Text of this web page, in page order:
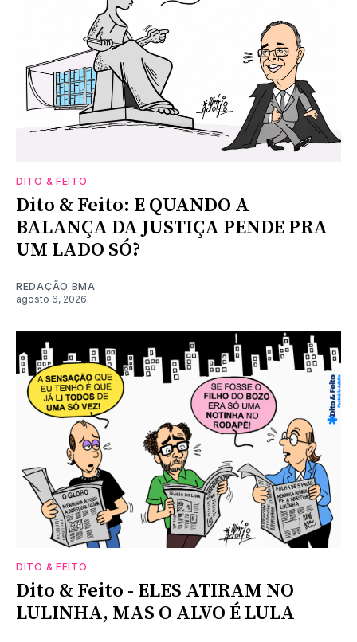
DITO & FEITO
Dito & Feito: E QUANDO A
BALANÇA DA JUSTIÇA PENDE PRA
UM LADO SÓ?
REDAÇÃO BMA
agosto 6, 2026
DITO & FEITO
Dito & Feito - ELES ATIRAM NO
LULINHA, MAS O ALVO É LULA